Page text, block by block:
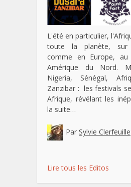
L'été en particulier,
toute la planète, sur
comme en Europe,
Amérique du Nord.
Nigeria, Sénégal,
Zanzibar : les festivals
Afrique, révélant les
la suite…
Par Sylvie Clerfeuille
Lire tous les Editos